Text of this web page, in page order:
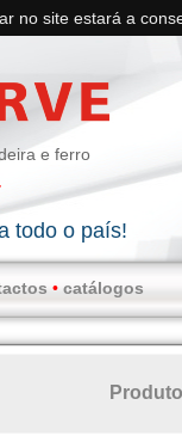
no site estará a
e ferro
todo o país!
• catálogos